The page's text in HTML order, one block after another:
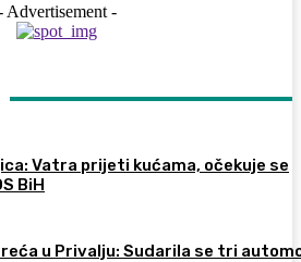
Advertisement -
Vatra prijeti kućama, očekuje se
BiH
u Privalju: Sudarila se tri